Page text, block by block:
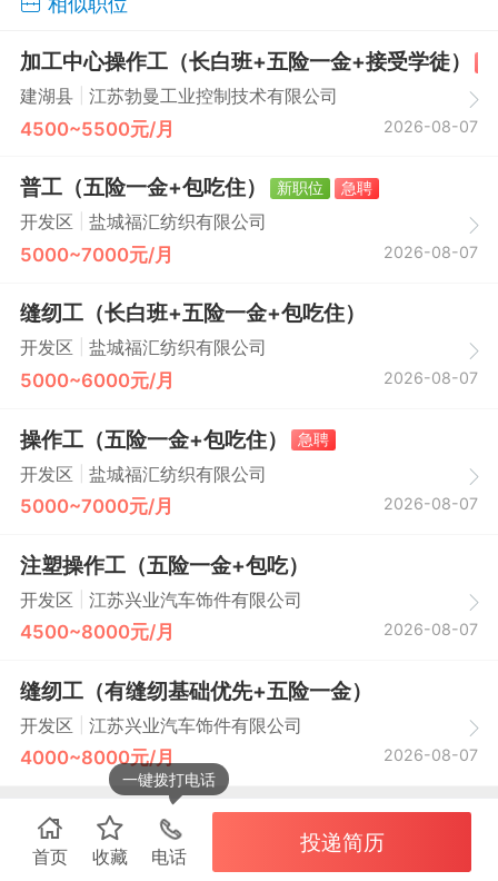
加工中心操作工（长白班+五险一金+接受学徒）
建湖县
江苏勃曼工业控制技术有限公司
4500~5500元/月 2026-08-07
普工（五险一金+包吃住） 新职位
急聘
开发区
盐城福汇纺织有限公司
5000~7000元/月 2026-08-07
缝纫工（长白班+五险一金+包吃住）
开发区 盐城福汇纺织有限公司
5000~6000元/月 2026-08-07
操作工（五险一金+包吃住）
急聘
开发区
盐城福汇纺织有限公司
5000~7000元/月 2026-08-07
注塑操作工（五险一金+包吃）
开发区 江苏兴业汽车饰件有限公司
4500~8000元/月 2026-08-07
缝纫工（有缝纫基础优先+五险一金）
开发区 江苏兴业汽车饰件有限公司
4000~8000元/月 2026-08-07
首页 收藏 电话
一键拨打电话
投递简历